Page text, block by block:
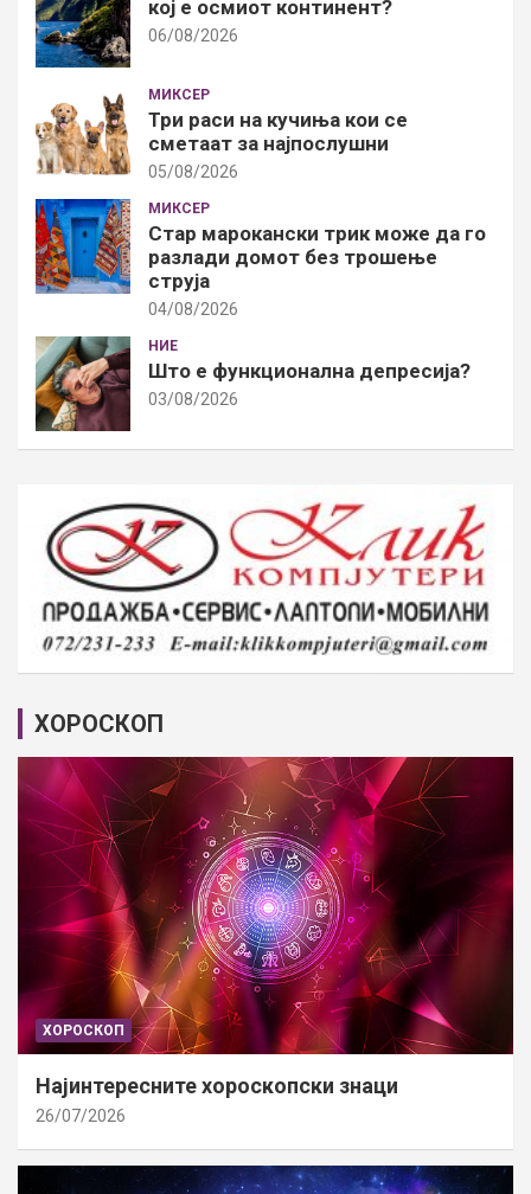
кој е осмиот континент?
06/08/2026
МИКСЕР
Три раси на кучиња кои се
сметаат за најпослушни
05/08/2026
МИКСЕР
Стар марокански трик може да го
разлади домот без трошење
струја
04/08/2026
НИЕ
Што е функционална депресија?
03/08/2026
ХОРОСКОП
ХОРОСКОП
Најинтересните хороскопски знаци
26/07/2026